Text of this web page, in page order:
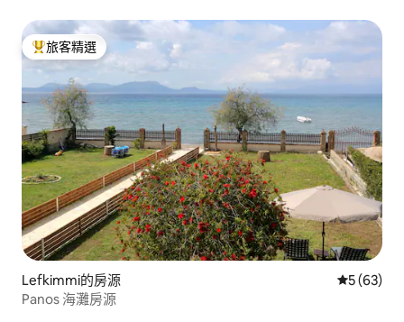
旅客精選榜首
旅客精選
Lefkimmi的房源 從 63 則評
5 (63)
Panos 海灘房源